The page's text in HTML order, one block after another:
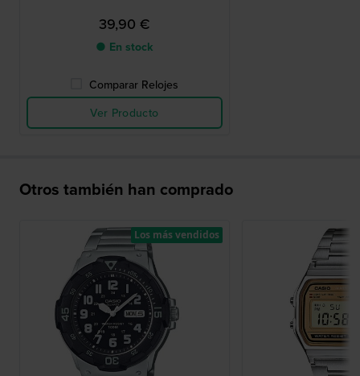
39,90 €
● En stock
Comparar Relojes
Ver Producto
Otros también han comprado
Los más vendidos